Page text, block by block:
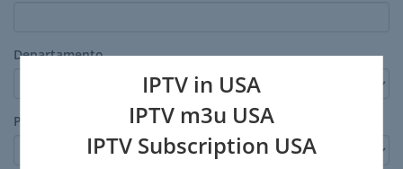
IPTV in USA
IPTV m3u USA
IPTV Subscription USA
Departamento
Prioridade